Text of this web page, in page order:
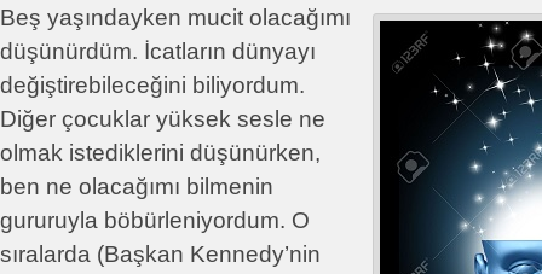
Beş yaşındayken mucit olacağımı
düşünürdüm. İcatların dünyayı
değiştirebileceğini biliyordum.
Diğer çocuklar yüksek sesle ne
olmak istediklerini düşünürken,
ben ne olacağımı bilmenin
gururuyla böbürleniyordum. O
sıralarda (Başkan Kennedy’nin